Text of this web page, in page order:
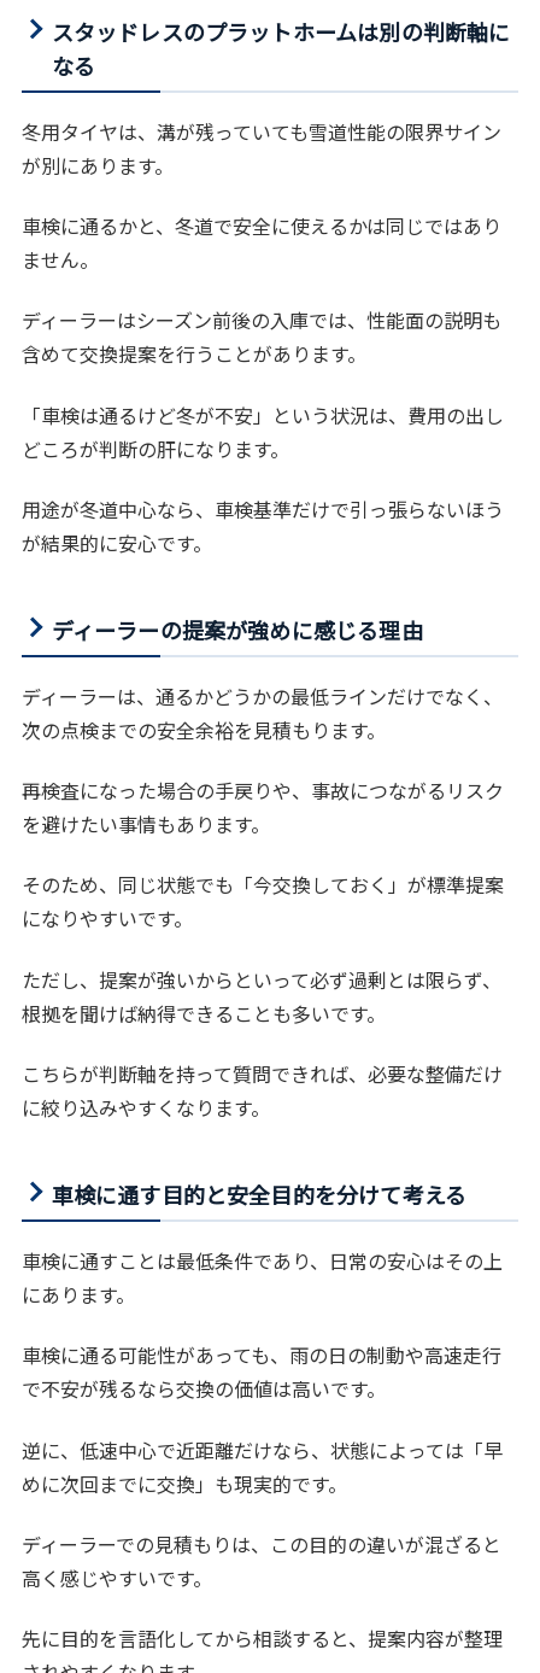
スタッドレスのプラットホームは別の判断軸に
なる
冬用タイヤは、溝が残っていても雪道性能の限界サイン
が別にあります。
車検に通るかと、冬道で安全に使えるかは同じではあり
ません。
ディーラーはシーズン前後の入庫では、性能面の説明も
含めて交換提案を行うことがあります。
「車検は通るけど冬が不安」という状況は、費用の出し
どころが判断の肝になります。
用途が冬道中心なら、車検基準だけで引っ張らないほう
が結果的に安心です。
ディーラーの提案が強めに感じる理由
ディーラーは、通るかどうかの最低ラインだけでなく、
次の点検までの安全余裕を見積もります。
再検査になった場合の手戻りや、事故につながるリスク
を避けたい事情もあります。
そのため、同じ状態でも「今交換しておく」が標準提案
になりやすいです。
ただし、提案が強いからといって必ず過剰とは限らず、
根拠を聞けば納得できることも多いです。
こちらが判断軸を持って質問できれば、必要な整備だけ
に絞り込みやすくなります。
車検に通す目的と安全目的を分けて考える
車検に通すことは最低条件であり、日常の安心はその上
にあります。
車検に通る可能性があっても、雨の日の制動や高速走行
で不安が残るなら交換の価値は高いです。
逆に、低速中心で近距離だけなら、状態によっては「早
めに次回までに交換」も現実的です。
ディーラーでの見積もりは、この目的の違いが混ざると
高く感じやすいです。
先に目的を言語化してから相談すると、提案内容が整理